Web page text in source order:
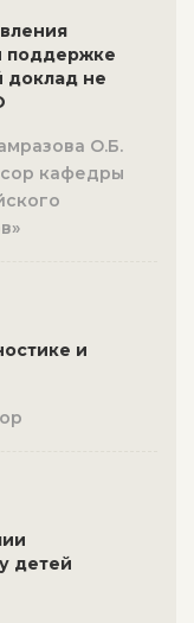
поддержке
доклад не
О.Б.
кафедры
и
детей